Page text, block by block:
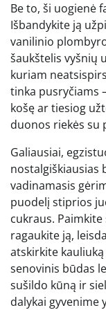
Be to, ši uogienė
Išbandykite ją
vanilinio
šaukštelis vyšnių
kuriam
tinka pusryčiams
košę ar tiesiog
duonos riekės su
Galiausiai,
nostalgiškiausias
vadinamasis
puodelį stiprios
cukraus.
ragaukite ją,
atskirkite
senovinis būdas
sušildo kūną ir
dalykai gyvenime